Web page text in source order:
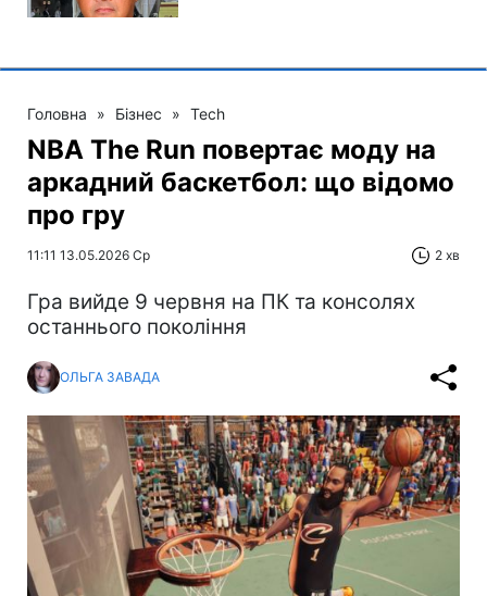
Головна » Бізнес » Tech
NBA The Run повертає моду на
аркадний баскетбол: що відомо
про гру
11:11 13.05.2026 Ср 2 хв
Гра вийде 9 червня на ПК та консолях
останнього покоління
ОЛЬГА ЗАВАДА